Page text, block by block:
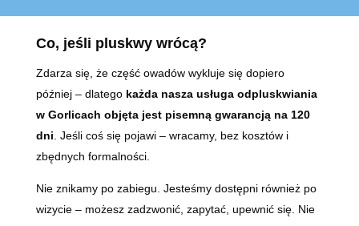
Co, jeśli pluskwy wrócą?
Zdarza się, że część owadów wykluje się dopiero
później – dlatego każda nasza usługa odpluskwiania
w Gorlicach objęta jest pisemną gwarancją na 120
dni . Jeśli coś się pojawi – wracamy, bez kosztów i
zbędnych formalności.
Nie znikamy po zabiegu. Jesteśmy dostępni również po
wizycie – możesz zadzwonić, zapytać, upewnić się. Nie